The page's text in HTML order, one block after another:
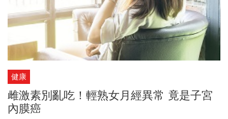
健康
雌激素別亂吃！輕熟女月經異常 竟是子宮
內膜癌